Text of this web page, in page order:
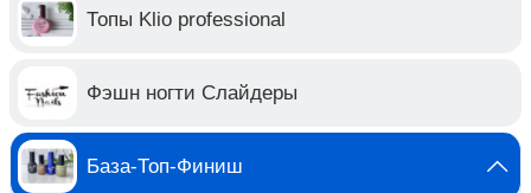
Топы Klio professional
Фэшн ногти Слайдеры
База-Топ-Финиш